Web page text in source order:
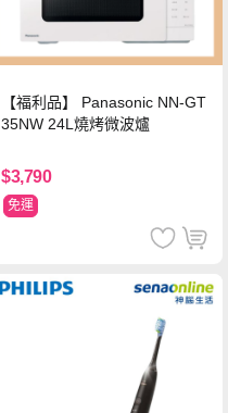
【福利品】 Panasonic NN-GT
35NW 24L燒烤微波爐
$3,790
免運